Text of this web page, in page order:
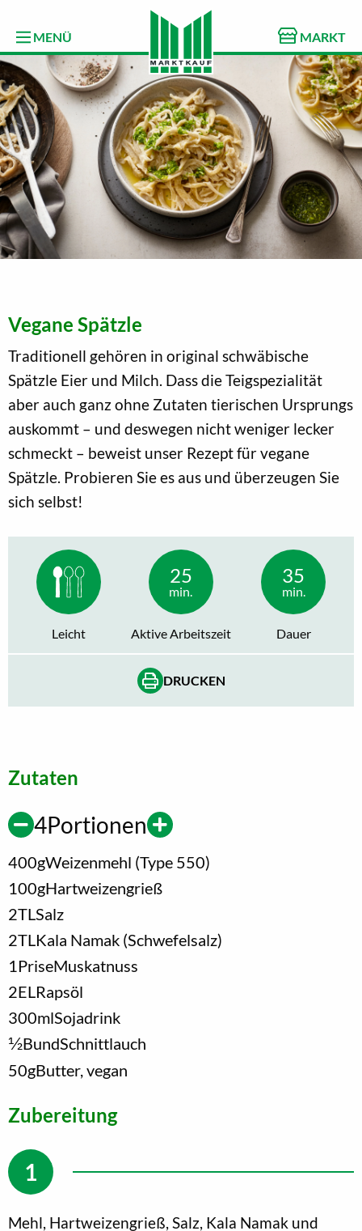
MENÜ MARKT
Vegane Spätzle
Traditionell gehören in original schwäbische
Spätzle Eier und Milch. Dass die Teigspezialität
aber auch ganz ohne Zutaten tierischen Ursprungs
auskommt – und deswegen nicht weniger lecker
schmeckt – beweist unser Rezept für vegane
Spätzle. Probieren Sie es aus und überzeugen Sie
sich selbst!
Leicht
25
min.
Aktive Arbeitszeit
35
min.
Dauer
DRUCKEN
Zutaten
4Portionen
400gWeizenmehl (Type 550)
100gHartweizengrieß
2TL Salz
2TL Kala Namak (Schwefelsalz)
1 PriseMuskatnuss
2EL Rapsöl
300mlSojadrink
1/2BundSchnittlauch
50gButter, vegan
Zubereitung
Mehl, Hartweizengrieß, Salz, Kala Namak und